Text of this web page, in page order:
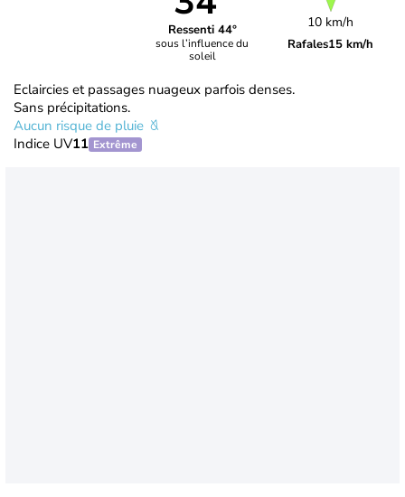
Ressenti 44°
sous l’influence du
soleil
10 km/h
Rafales15 km/h
Eclaircies et passages nuageux parfois denses.
Sans précipitations.
Aucun risque de pluie
Indice UV11 Extrême